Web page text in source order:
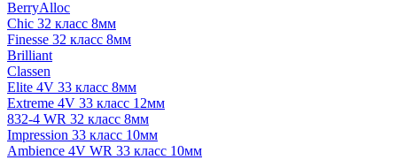
BerryAlloc
Chic 32 класс 8мм
Finesse 32 класс 8мм
Brilliant
Classen
Elite 4V 33 класс 8мм
Extreme 4V 33 класс 12мм
832-4 WR 32 класс 8мм
Impression 33 класс 10мм
Ambience 4V WR 33 класс 10мм